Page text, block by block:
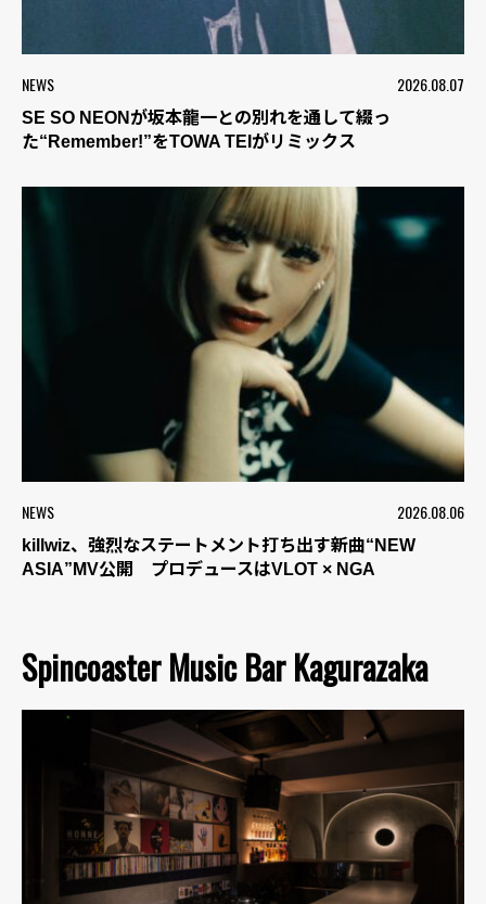
NEWS 2026.08.07
SE SO NEONが坂本龍一との別れを通して綴っ
た“Remember!”をTOWA TEIがリミックス
NEWS 2026.08.06
killwiz、強烈なステートメント打ち出す新曲“NEW
ASIA”MV公開 プロデュースはVLOT × NGA
Spincoaster Music Bar Kagurazaka